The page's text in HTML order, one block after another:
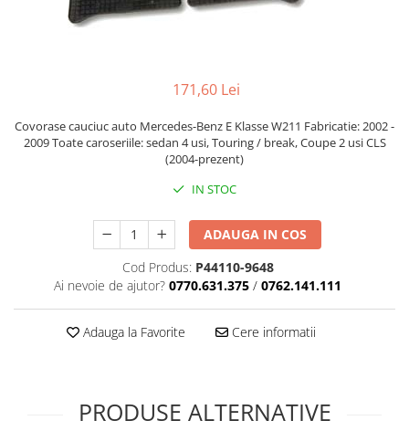
171,60 Lei
Covorase cauciuc auto Mercedes-Benz E Klasse W211 Fabricatie: 2002 -
2009 Toate caroseriile: sedan 4 usi, Touring / break, Coupe 2 usi CLS
(2004-prezent)
IN STOC
ADAUGA IN COS
Cod Produs: P44110-9648
Ai nevoie de ajutor? 0770.631.375 / 0762.141.111
Adauga la Favorite Cere informatii
PRODUSE ALTERNATIVE